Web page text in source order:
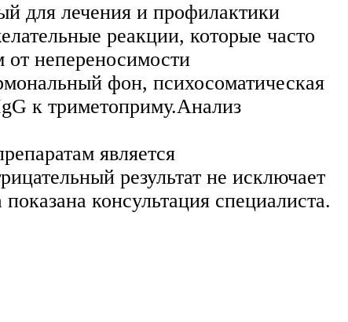
для лечения и профилактики
реакции, которые часто
непереносимости
фон, психосоматическая
к триметоприму.Анализ
является
результат не исключает
консультация специалиста.